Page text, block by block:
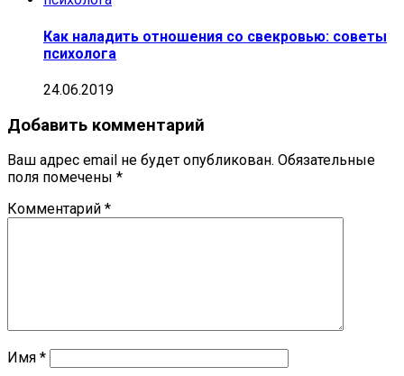
Как наладить отношения со свекровью: советы
психолога
24.06.2019
Добавить комментарий
Ваш адрес email не будет опубликован. Обязательные
поля помечены *
Комментарий *
Имя *